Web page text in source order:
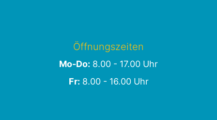
Öffnungszeiten
Mo-Do: 8.00 - 17.00 Uhr
Fr: 8.00 - 16.00 Uhr